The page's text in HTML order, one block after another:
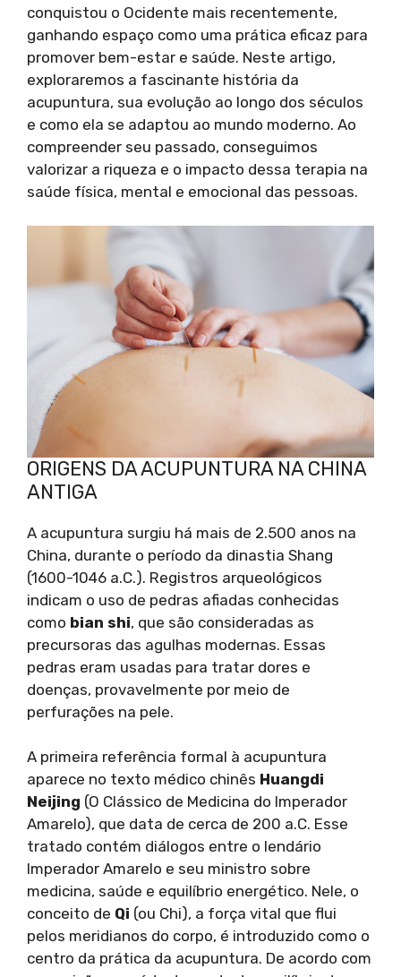
conquistou o Ocidente mais recentemente,
ganhando espaço como uma prática eficaz para
promover bem-estar e saúde. Neste artigo,
exploraremos a fascinante história da
acupuntura, sua evolução ao longo dos séculos
e como ela se adaptou ao mundo moderno. Ao
compreender seu passado, conseguimos
valorizar a riqueza e o impacto dessa terapia na
saúde física, mental e emocional das pessoas.
ORIGENS DA ACUPUNTURA NA CHINA
ANTIGA
A acupuntura surgiu há mais de 2.500 anos na
China, durante o período da dinastia Shang
(1600-1046 a.C.). Registros arqueológicos
indicam o uso de pedras afiadas conhecidas
como bian shi, que são consideradas as
precursoras das agulhas modernas. Essas
pedras eram usadas para tratar dores e
doenças, provavelmente por meio de
perfurações na pele.
A primeira referência formal à acupuntura
aparece no texto médico chinês Huangdi
Neijing (O Clássico de Medicina do Imperador
Amarelo), que data de cerca de 200 a.C. Esse
tratado contém diálogos entre o lendário
Imperador Amarelo e seu ministro sobre
medicina, saúde e equilíbrio energético. Nele, o
conceito de Qi (ou Chi), a força vital que flui
pelos meridianos do corpo, é introduzido como o
centro da prática da acupuntura. De acordo com